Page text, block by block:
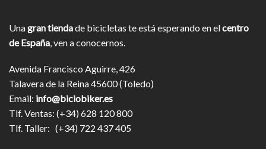
Unagran tiendade bicicletas te está esperando en elcentro
de España, ven a conocernos.
Avenida Francisco Aguirre, 426
Talavera de la Reina 45600 (Toledo)
Email: info@biciobiker.es
Tlf. Ventas: (+34) 628 120 800
Tlf. Taller: (+34) 722 437 405